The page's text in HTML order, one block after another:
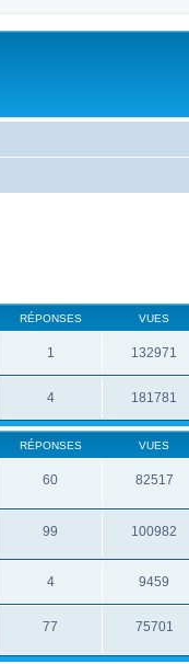
RÉPONSES VUES
1 132971
4 181781
RÉPONSES VUES
60 82517
99 100982
4 9459
77 75701